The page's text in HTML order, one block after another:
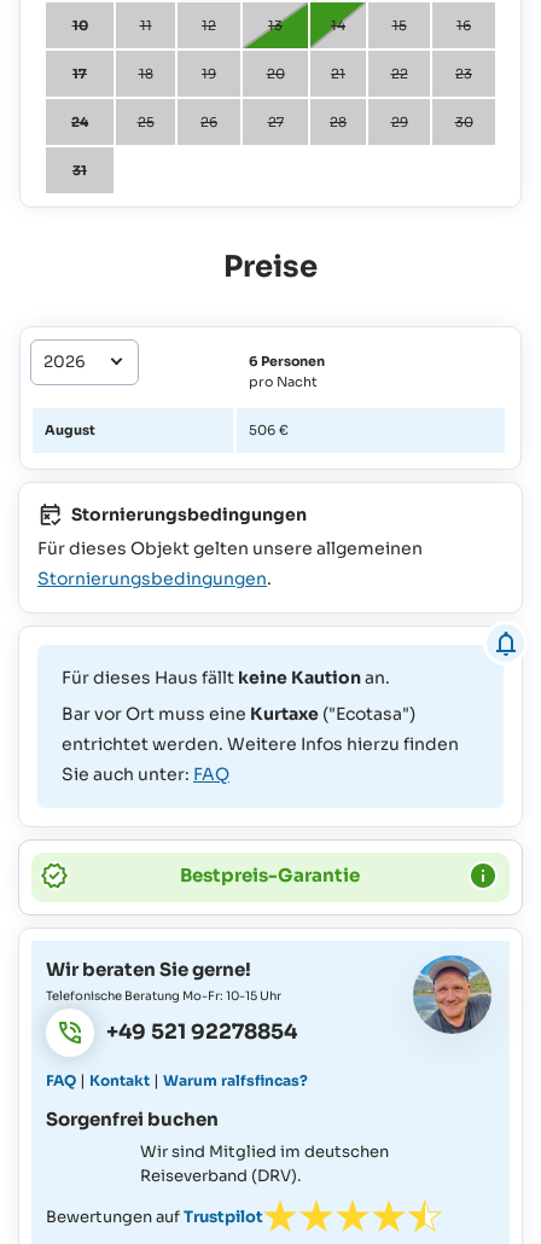
10 11 12 13 14 15 16
17 18 19 20 21 22 23
24 25 26 27 28 29 30
31
Preise
6 Personen
pro Nacht
August 506 €
Stornierungsbedingungen
Für dieses Objekt gelten unsere allgemeinen
Stornierungsbedingungen.
Für dieses Haus fällt keine Kautionan.
Bar vor Ort muss eine Kurtaxe ("Ecotasa")
entrichtet werden. Weitere Infos hierzu finden
Sie auch unter: FAQ
Bestpreis-Garantie
Wir beraten Sie gerne!
Telefonische Beratung Mo-Fr: 10-15 Uhr
+49 521 92278854
FAQ | Kontakt | Warum ralfsfincas?
Sorgenfrei buchen
Wir sind Mitglied im deutschen
Reiseverband (DRV).
Bewertungen aufTrustpilot